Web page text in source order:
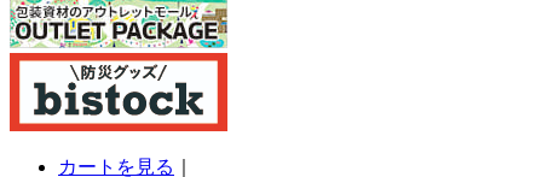
カートを見る